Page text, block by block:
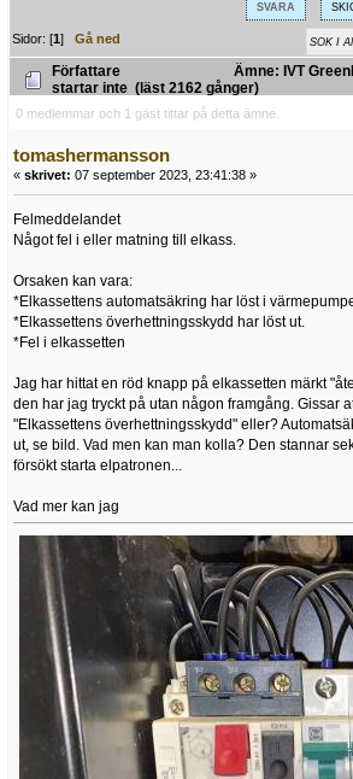
SVARA
Sidor: [1]Gå ned
Författare
Ämne: IVT
startar inte (läst 2162 gånger)
0 medlemmar och 1 gäst tittar på detta ämne.
tomashermansson
« skrivet: 07 september 2023, 23:41:38 »
Felmeddelandet
Något fel i eller matning till elkass.
Orsaken kan vara:
*Elkassettens automatsäkring har löst i
*Elkassettens överhettningsskydd har löst ut.
*Fel i elkassetten
Jag har hittat en röd knapp på elkassetten märkt
den har jag tryckt på utan någon framgång. Gissar
"Elkassettens överhettningsskydd" eller?
ut, se bild. Vad men kan man kolla? Den stannar
försökt starta elpatronen...
Vad mer kan jag